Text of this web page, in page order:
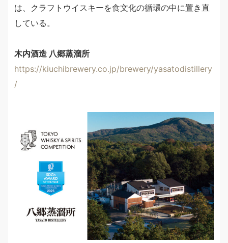
は、クラフトウイスキーを食文化の循環の中に置き直
している。
木内酒造 八郷蒸溜所
https://kiuchibrewery.co.jp/brewery/yasatodistillery
/